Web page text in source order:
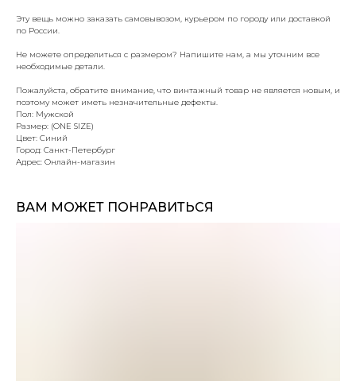
Эту вещь можно заказать самовывозом, курьером по городу или доставкой
по России.
Не можете определиться с размером? Напишите нам, а мы уточним все
необходимые детали.
Пожалуйста, обратите внимание, что винтажный товар не является новым, и
поэтому может иметь незначительные дефекты.
Пол: Мужской
Размер: (ONE SIZE)
Цвет: Синий
Город: Санкт-Петербург
Адрес: Онлайн-магазин
ВАМ МОЖЕТ ПОНРАВИТЬСЯ